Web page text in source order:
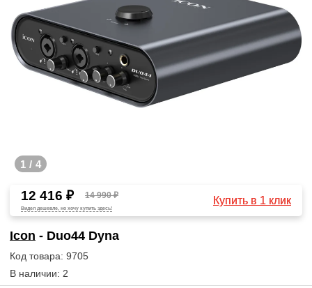
1 / 4
12 416 ₽ 14 990 ₽
Видел дешевле, но хочу купить здесь!
Купить в 1 клик
Icon - Duo44 Dyna
Код товара: 9705
В наличии: 2